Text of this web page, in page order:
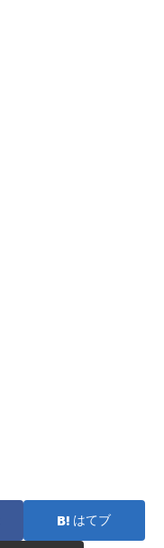
はてブ